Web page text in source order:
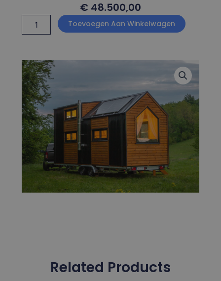
€ 48.500,00
aantal
Toevoegen Aan Winkelwagen
Related Products